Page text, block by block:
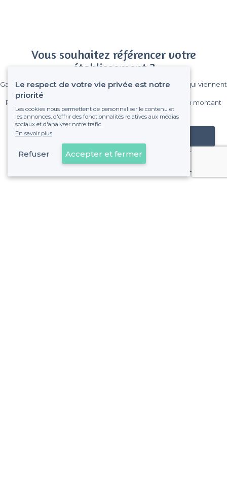
Vous souhaitez référencer votre
établissement ?
Gagnez de nombreux clients parmi le million de visiteurs qui viennent
Pas de commissions et sans engagement, vous payez un montant
fixe sans risque de voir déraper la facture.
Référencer mon établissement
Déjà client
Le respect de votre vie privée est notre
priorité
Les cookies nous permettent de personnaliser le contenu et
les annonces, d'offrir des fonctionnalités relatives aux médias
sociaux et d'analyser notre trafic.
En savoir plus
Refuser Accepter et fermer